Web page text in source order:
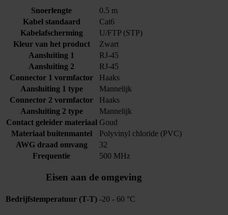
Snoerlengte
0.5 m
Kabel standaard
Cat6
Kabelafscherming
U/FTP (STP)
Kleur van het product
Zwart
Aansluiting 1
RJ-45
Aansluiting 2
RJ-45
Connector 1 vormfactor
Haaks
Aansluiting 1 type
Mannelijk
Connector 2 vormfactor
Haaks
Aansluiting 2 type
Mannelijk
Contact geleider materiaal Goud
Materiaal buitenmantel
Polyvinyl chloride (PVC)
AWG draad omvang
32
Frequentie
500 MHz
Eisen aan de omgeving
Bedrijfstemperatuur (T-T) -20 - 60 °C